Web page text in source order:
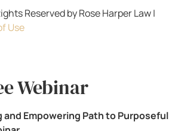
in New Jersey
New Jersey 07054